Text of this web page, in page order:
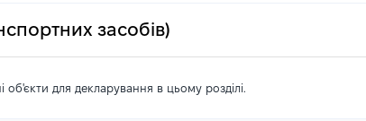
засобів)
об'єкти для декларування в цьому розділі.